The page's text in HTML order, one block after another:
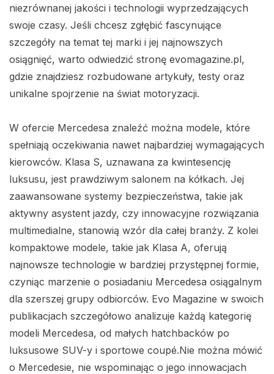
niezrównanej jakości i technologii wyprzedzających
swoje czasy. Jeśli chcesz zgłębić fascynujące
szczegóły na temat tej marki i jej najnowszych
osiągnięć, warto odwiedzić stronę evomagazine.pl,
gdzie znajdziesz rozbudowane artykuły, testy oraz
unikalne spojrzenie na świat motoryzacji.
W ofercie Mercedesa znaleźć można modele, które
spełniają oczekiwania nawet najbardziej wymagających
kierowców. Klasa S, uznawana za kwintesencję
luksusu, jest prawdziwym salonem na kółkach. Jej
zaawansowane systemy bezpieczeństwa, takie jak
aktywny asystent jazdy, czy innowacyjne rozwiązania
multimedialne, stanowią wzór dla całej branży. Z kolei
kompaktowe modele, takie jak Klasa A, oferują
najnowsze technologie w bardziej przystępnej formie,
czyniąc marzenie o posiadaniu Mercedesa osiągalnym
dla szerszej grupy odbiorców. Evo Magazine w swoich
publikacjach szczegółowo analizuje każdą kategorię
modeli Mercedesa, od małych hatchbacków po
luksusowe SUV-y i sportowe coupé.Nie można mówić
o Mercedesie, nie wspominając o jego innowacjach